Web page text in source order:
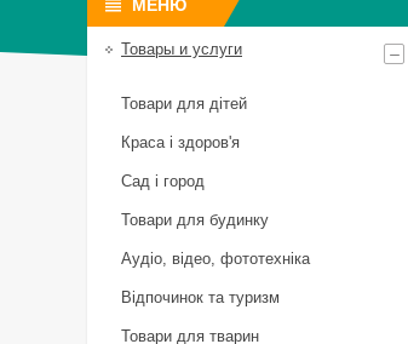
Товары и услуги
Товари для дітей
Краса і здоров'я
Сад і город
Товари для будинку
Аудіо, відео, фототехніка
Відпочинок та туризм
Товари для тварин